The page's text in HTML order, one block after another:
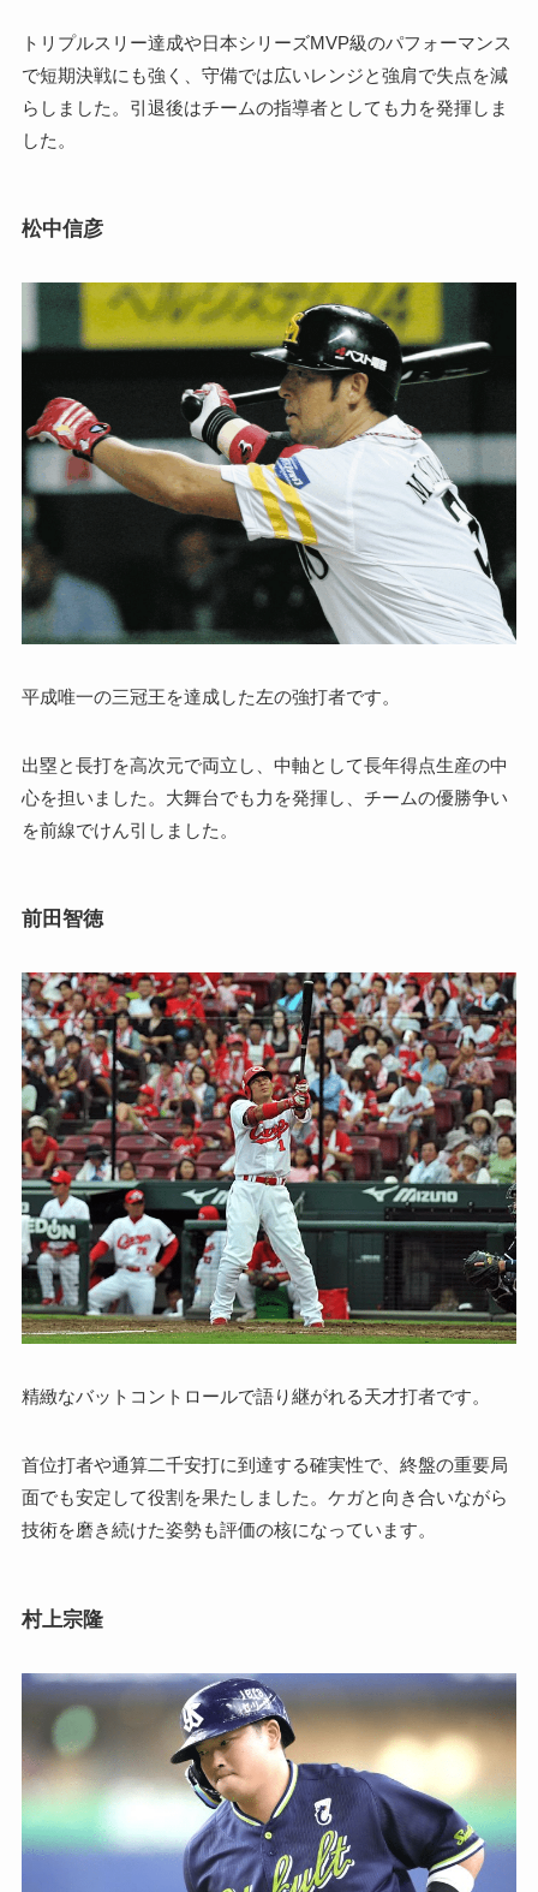
トリプルスリー達成や日本シリーズMVP級のパフォーマンス
で短期決戦にも強く、守備では広いレンジと強肩で失点を減
らしました。引退後はチームの指導者としても力を発揮しま
した。
松中信彦
平成唯一の三冠王を達成した左の強打者です。
出塁と長打を高次元で両立し、中軸として長年得点生産の中
心を担いました。大舞台でも力を発揮し、チームの優勝争い
を前線でけん引しました。
前田智徳
精緻なバットコントロールで語り継がれる天才打者です。
首位打者や通算二千安打に到達する確実性で、終盤の重要局
面でも安定して役割を果たしました。ケガと向き合いながら
技術を磨き続けた姿勢も評価の核になっています。
村上宗隆